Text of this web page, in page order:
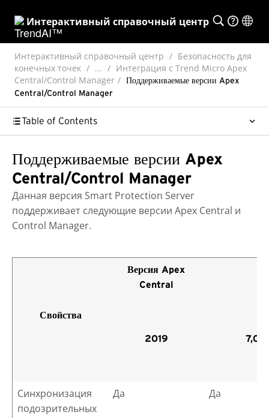
Интерактивный справочный центр
Интерактивный справочный центр
Безопасность для
конечных точек
...
Интеграция с Trend Micro Apex
Central/Control Manager
Поддерживаемые версии Apex
Central/Control Manager
Table of Contents
Поддерживаемые версии Apex
Central/Control Manager
Данная версия Smart Protection Server
поддерживает следующие версии Apex Central и
Control Manager.
Свойства
Версия Apex
Central
2019 7,0
Синхронизация
подозрительных
Да Да